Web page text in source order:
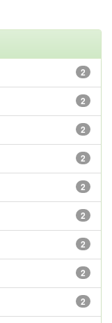
2
2
2
2
2
2
2
2
2